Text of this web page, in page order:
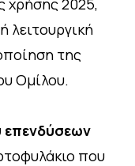
χρήσης 2025,
λειτουργική
της
Ομίλου.
επενδύσεων
που